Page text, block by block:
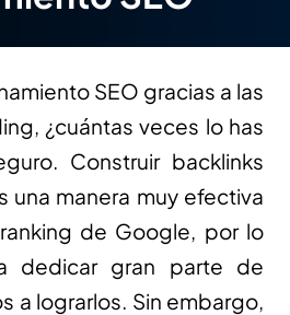
SEO gracias a las
¿cuántas veces lo has
Construir backlinks
una manera muy efectiva
de Google, por lo
dedicar gran parte de
a lograrlos. Sin embargo,